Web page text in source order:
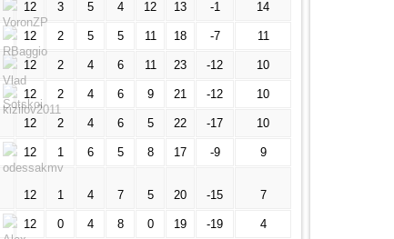
12 3 5 4 12 13 -1 14
12 2 5 5 11 18 -7 11
12 2 4 6 11 23 -12 10
12 2 4 6 9 21 -12 10
12 2 4 6 5 22 -17 10
12 1 6 5 8 17 -9 9
12 1 4 7 5 20 -15 7
12 0 4 8 0 19 -19 4